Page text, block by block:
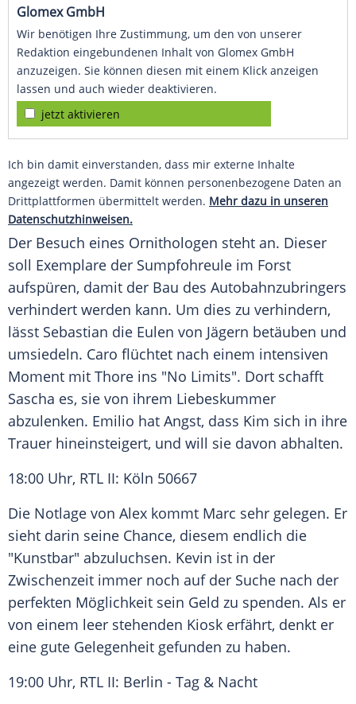
Glomex GmbH
Wir benötigen Ihre Zustimmung, um den von unserer
Redaktion eingebundenen Inhalt von Glomex GmbH
anzuzeigen. Sie können diesen mit einem Klick anzeigen
lassen und auch wieder deaktivieren.
jetzt aktivieren
Ich bin damit einverstanden, dass mir externe Inhalte
angezeigt werden. Damit können personenbezogene Daten an
Drittplattformen übermittelt werden. Mehr dazu in unseren
Datenschutzhinweisen.
Der Besuch eines Ornithologen steht an. Dieser
soll Exemplare der Sumpfohreule im Forst
aufspüren, damit der Bau des Autobahnzubringers
verhindert werden kann. Um dies zu verhindern,
lässt Sebastian die Eulen von Jägern betäuben und
umsiedeln. Caro flüchtet nach einem intensiven
Moment mit Thore ins "No Limits". Dort schafft
Sascha es, sie von ihrem Liebeskummer
abzulenken. Emilio hat Angst, dass Kim sich in ihre
Trauer hineinsteigert, und will sie davon abhalten.
18:00 Uhr, RTL II: Köln 50667
Die Notlage von Alex kommt Marc sehr gelegen. Er
sieht darin seine Chance, diesem endlich die
"Kunstbar" abzuluchsen. Kevin ist in der
Zwischenzeit immer noch auf der Suche nach der
perfekten Möglichkeit sein Geld zu spenden. Als er
von einem leer stehenden Kiosk erfährt, denkt er
eine gute Gelegenheit gefunden zu haben.
19:00 Uhr, RTL II: Berlin - Tag & Nacht